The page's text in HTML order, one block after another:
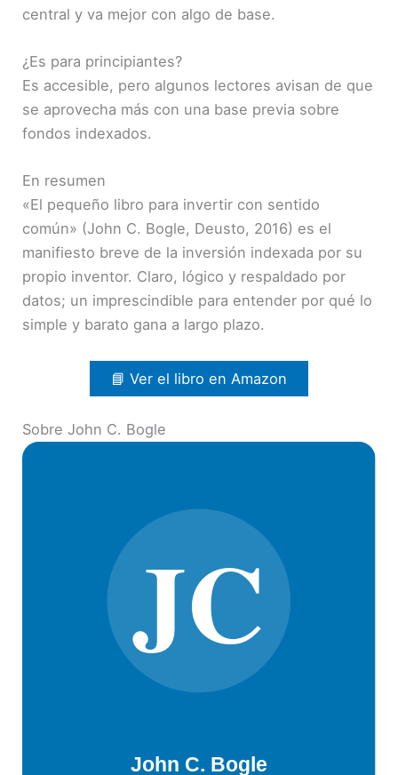
central y va mejor con algo de base.
¿Es para principiantes?
Es accesible, pero algunos lectores avisan de que
se aprovecha más con una base previa sobre
fondos indexados.
En resumen
«El pequeño libro para invertir con sentido
común» (John C. Bogle, Deusto, 2016) es el
manifiesto breve de la inversión indexada por su
propio inventor. Claro, lógico y respaldado por
datos; un imprescindible para entender por qué lo
simple y barato gana a largo plazo.
📘 Ver el libro en Amazon
Sobre John C. Bogle